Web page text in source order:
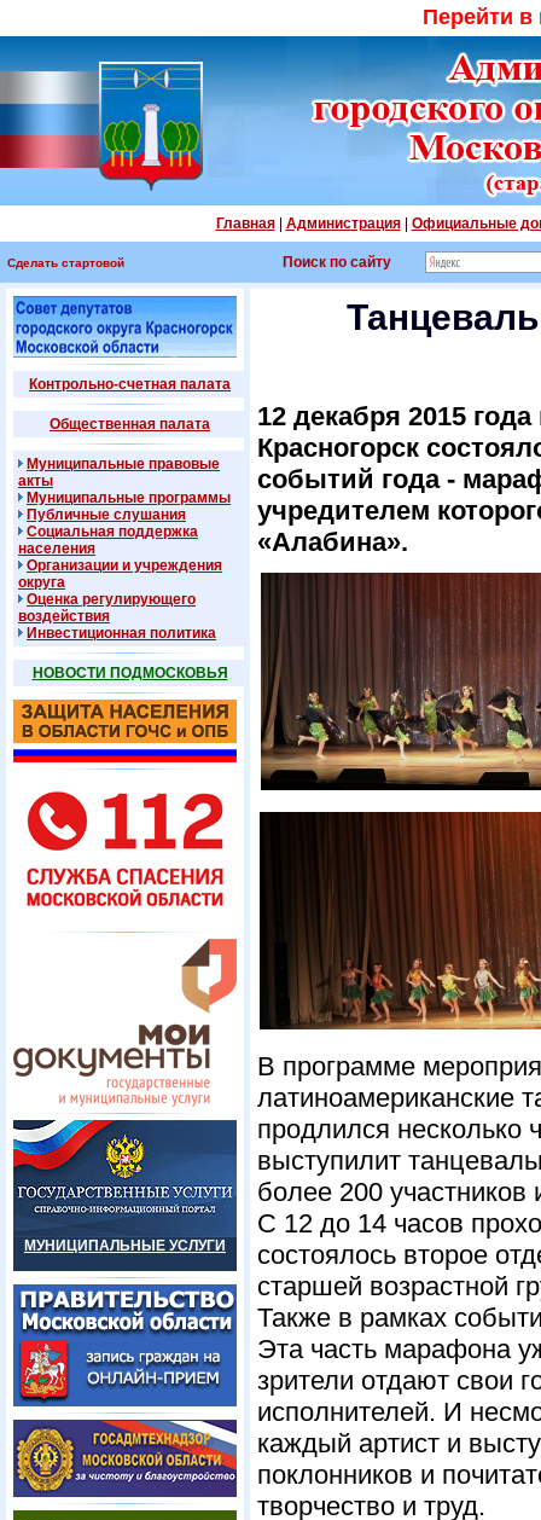
Перейти
Главная| Администрация| Официальные
Сделать стартовой Поиск по сайту
Контрольно-счетная палата
Общественная палата
Муниципальные правовые
акты
Муниципальные программы
Публичные слушания
Социальная поддержка
населения
Организации и учреждения
округа
Оценка регулирующего
воздействия
Инвестиционная политика
НОВОСТИ ПОДМОСКОВЬЯ
МУНИЦИПАЛЬНЫЕ УСЛУГИ
12 декабря 2015
Красногорск
событий года -
учредителем
«Алабина».
В программе
латиноамериканские
продлился несколько
выступилит
более 200
С 12 до 14 часов
состоялось второе
старшей возрастной
Также в рамках
Эта часть марафона
зрители отдают свои
исполнителей. И
каждый артист и
поклонников и
творчество и труд.